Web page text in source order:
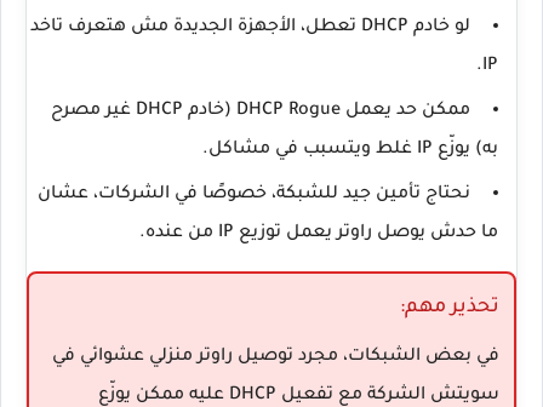
لو خادم DHCP تعطل، الأجهزة الجديدة مش هتعرف تاخد
IP.
ممكن حد يعمل DHCP Rogue
(خادم DHCP غير مصرح
به) يوزّع IP غلط ويتسبب في مشاكل.
نحتاج تأمين جيد للشبكة، خصوصًا في الشركات، عشان
ما حدش يوصل راوتر يعمل توزيع IP من عنده.
تحذير مهم:
في بعض الشبكات، مجرد توصيل راوتر منزلي عشوائي في
سويتش الشركة مع تفعيل DHCP عليه ممكن يوزّع